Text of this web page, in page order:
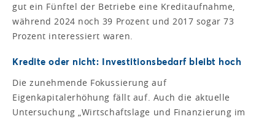
gut ein Fünftel der Betriebe eine Kreditaufnahme,
während 2024 noch 39 Prozent und 2017 sogar 73
Prozent interessiert waren.
Kredite oder nicht: Investitionsbedarf bleibt hoch
Die zunehmende Fokussierung auf
Eigenkapitalerhöhung fällt auf. Auch die aktuelle
Untersuchung „Wirtschaftslage und Finanzierung im